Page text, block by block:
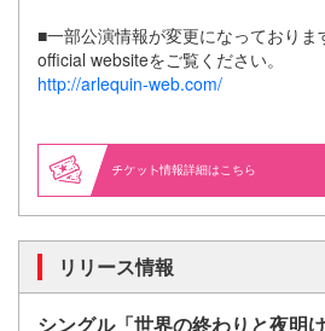
■一部公演情報が変更になっておりま
official websiteをご覧ください。
http://arlequin-web.com/
情報詳細はこちら
リリース情報
シングル「世界の終わりと夜明